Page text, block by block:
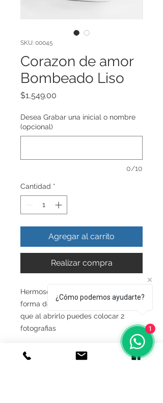
SKU: 00045
Corazon de amor
Bombeado Liso
$1,549.00
Desea Grabar una inicial o nombre
(opcional)
0/10
Cantidad *
Agregar al carrito
Realizar compra
Hermoso Relicario Guardapelo en
forma de corazon bombado liso y
que al abrirlo puedes colocar 2
fotografias
INFO DEL PRODUCTO
¿Cómo podemos ayudarte?
1